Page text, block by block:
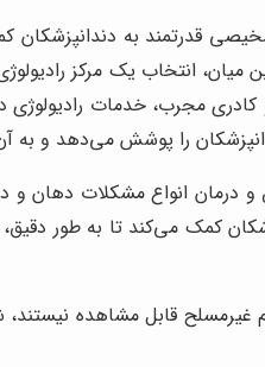
قدرتمند به
این میان، انتخاب یک مرکز
مجرب، خدمات رادیولوژی
درمان انواع مشکلات دهان
کمک می‌کند تا به طور دقیق،
قابل مشاهده نیستند،